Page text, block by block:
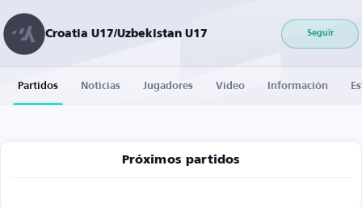
Croatia U17/Uzbekistan U17 Seguir
Partidos Noticias Jugadores Vídeo Información
Próximos partidos